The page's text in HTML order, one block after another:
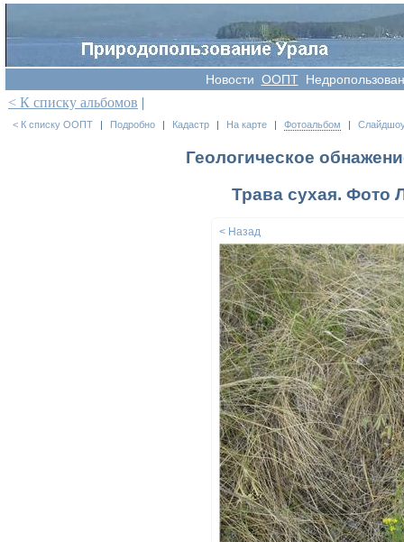
Новости OOПT
< К списку альбомов |
< К списку ООПТ | Подробно | Кадастр | На карте | Фотоальбом |
Геологическое
Трава сухая. Фото
< Назад